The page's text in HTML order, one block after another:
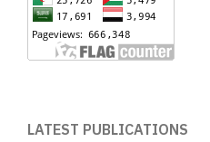
LATEST PUBLICATIONS